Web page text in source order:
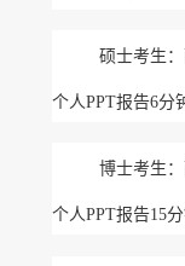
硕士考生
个人PPT报告6分
博士考生
个人PPT报告15分